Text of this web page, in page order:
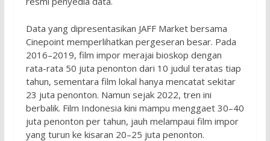
Data yang dipresentasikan JAFF Market bersama
Cinepoint memperlihatkan pergeseran besar. Pada
2016–2019, film impor merajai bioskop dengan
rata-rata 50 juta penonton dari 10 judul teratas tiap
tahun, sementara film lokal hanya mencatat sekitar
23 juta penonton. Namun sejak 2022, tren ini
berbalik. Film Indonesia kini mampu menggaet 30–40
juta penonton per tahun, jauh melampaui film impor
yang turun ke kisaran 20–25 juta penonton.